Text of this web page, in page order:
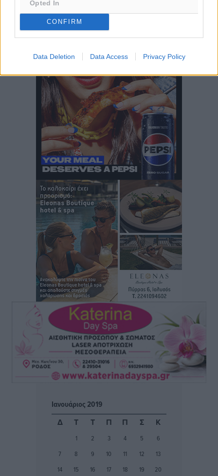
Opted In
CONFIRM
Data Deletion Data Access Privacy Policy
τις δομές, δεν τις αποδυναμώνουμε»
Συνεντεύξεις• πριν 1 ώρα
σχολεία της Ρόδου
Μιχάλης Χουρδάκης: «Η χώρα χρειάζεται μια
αξιόπιστη εναλλακτική κυβερνητική πρόταση»
πριν 2 ώρες
Σεβ. Μητροπολίτης Ρόδου κ. Κύριλλος: «Ο Αύγουστος
είναι ο μήνας της Παναγίας και η Θεία Λειτουργία η
καρδιά της ζωής της Εκκλησίας»
Συνεντεύξεις• πριν 2 ώρες
Πρέσβης της Βραζιλίας: «Η Ελλάδα και η Βραζιλία
έχουν τεράστιες ευκαιρίες συνεργασίας – Η Ρόδος
μπορεί να διαδραματίσει σημαντικό ρόλο»
Συνεντεύξεις• πριν 2 ώρες
Τσαμπίκα Διαμαντή: Η Ρόδος δεν μπορεί να σχεδιάζει
το μέλλον της μέσα στην αβεβαιότητα
Συνεντεύξεις• πριν 2 ώρες
Η υπογεννητικότητα βάζει λουκέτο σε 11 σχολεία
Πρωτοβάθμιας στα Δωδεκάνησα
πριν 2 ώρες
Κ. Σπανός: Παρά την αυξημένη τουριστική κίνηση, η
αγορά της Ρόδου κινείται κάτω από τις προσδοκίες
πριν 2 ώρες
Το ΠΑΣΟΚ στα Δωδεκάνησα ψάχνει έξι και του
Ιανουάριος 2019
Δ
Τ Τ Π Π Σ Κ
1 2 3 4 5
6
7
8 9 10 11 12
13
14
15 16 17 18 19 20